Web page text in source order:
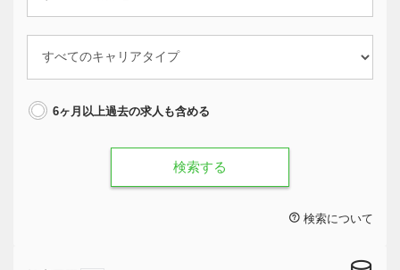
6ヶ月以上過去の求人も含める
検索する
検索について